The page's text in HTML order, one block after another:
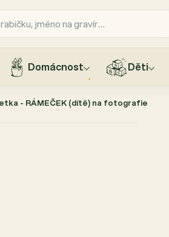
Domácnost Děti
- RÁMEČEK (dítě) na fotografie